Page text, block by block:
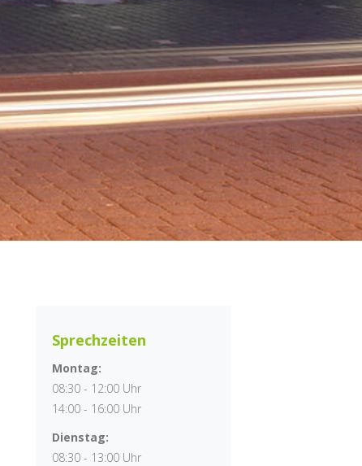
Sprechzeiten
Montag:
08:30 - 12:00 Uhr
14:00 - 16:00 Uhr
Dienstag:
08:30 - 13:00 Uhr